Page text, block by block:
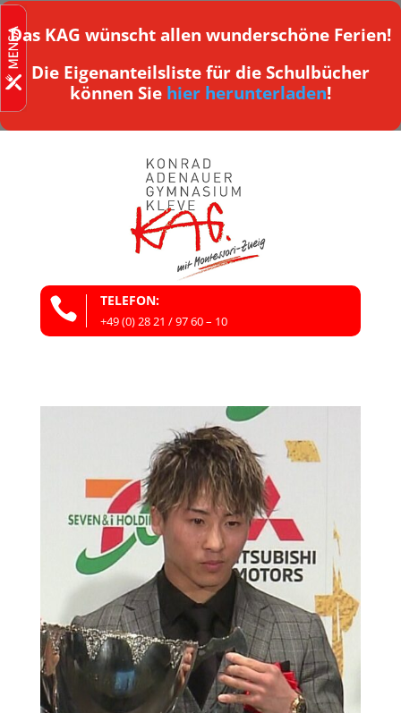
Das KAG wünscht allen wunderschöne Ferien!
Die Eigenanteilsliste für die Schulbücher
können Sie hier herunterladen!
 TELEFON:
+49 (0) 28 21 / 97 60 – 10